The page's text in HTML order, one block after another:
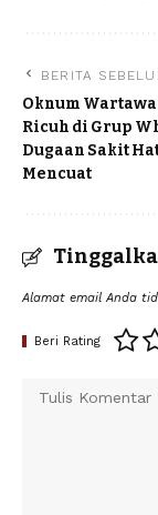
BERITA
Oknum
Ricuh di Grup
Dugaan Sakit
Mencuat
Alamat email Anda
Beri Rating